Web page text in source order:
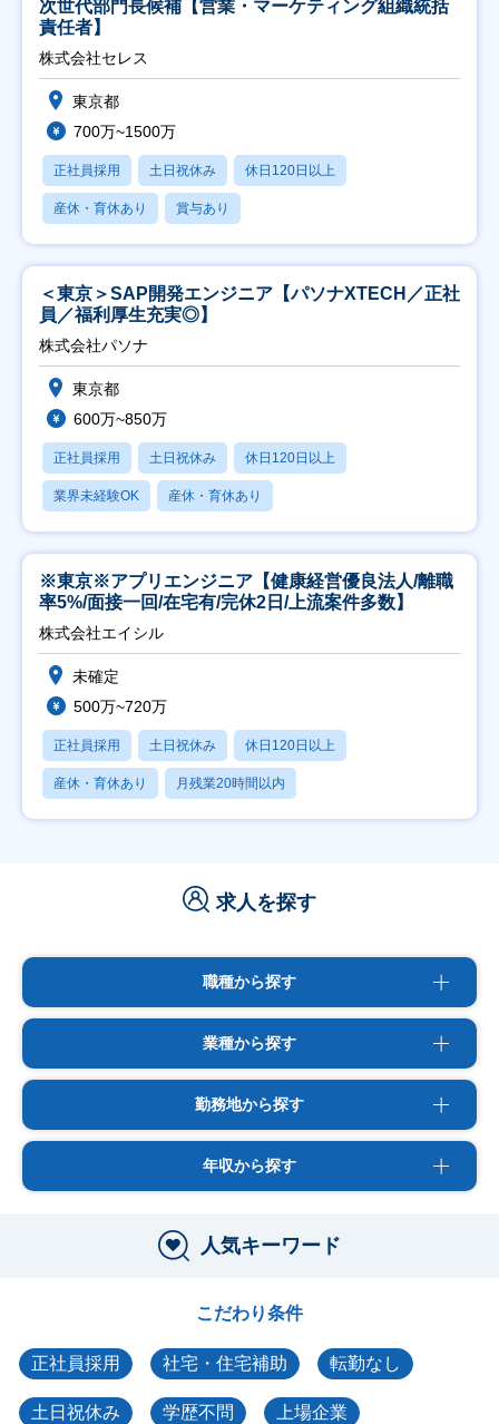
次世代部門長候補【営業・マーケティング組織統括
責任者】
株式会社セレス
東京都
700万~1500万
正社員採用 土日祝休み 休日120日以上
産休・育休あり 賞与あり
＜東京＞SAP開発エンジニア【パソナXTECH／正社
員／福利厚生充実◎】
株式会社パソナ
東京都
600万~850万
正社員採用 土日祝休み 休日120日以上
業界未経験OK 産休・育休あり
※東京※アプリエンジニア【健康経営優良法人/離職
率5%/面接一回/在宅有/完休2日/上流案件多数】
株式会社エイシル
未確定
500万~720万
正社員採用 土日祝休み 休日120日以上
産休・育休あり 月残業20時間以内
求人を探す
職種から探す
業種から探す
勤務地から探す
年収から探す
人気キーワード
こだわり条件
正社員採用 社宅・住宅補助 転勤なし
土日祝休み 学歴不問 上場企業